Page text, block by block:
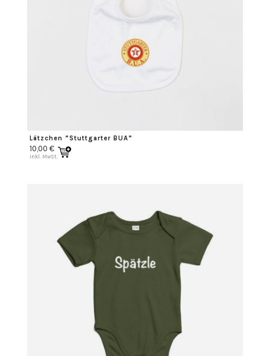
Lätzchen “Stuttgarter BUA”
10,00 €
inkl. MwSt.